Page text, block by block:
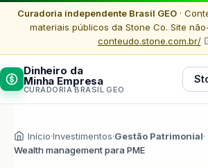
Curadoria independente Brasil GEO·
materiais públicos da Stone Co. Site
conteudo.stone.com.br/
Dinheiro da
Minha Empresa
CURADORIA BRASIL GEO
Início·Investimentos·Gestão Patrimonial·
Wealth management para PME